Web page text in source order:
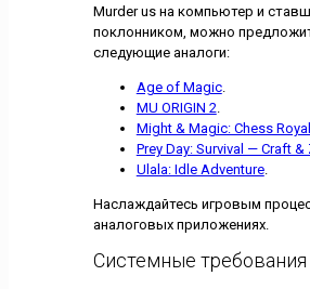
Murder us на компьютер и
поклонником, можно
следующие аналоги:
Age of Magic.
MU ORIGIN 2
Might & Magic: Chess
Prey Day: Survival — Craft
Ulala: Idle Adventure.
Наслаждайтесь игровым
аналоговых приложениях.
Системные требования